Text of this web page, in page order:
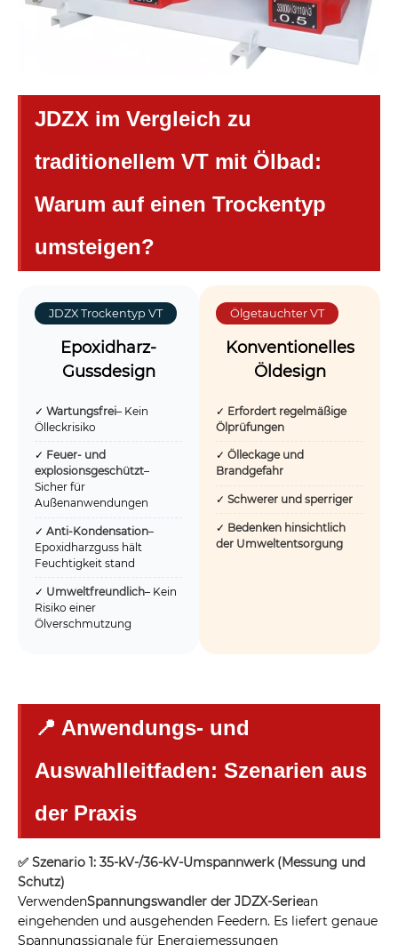
JDZX im Vergleich zu
traditionellem VT mit Ölbad:
Warum auf einen Trockentyp
umsteigen?
JDZX Trockentyp VT
Epoxidharz-
Gussdesign
✓Wartungsfrei– Kein
Ölleckrisiko
✓ Feuer- und
explosionsgeschützt–
Sicher für
Außenanwendungen
✓Anti-Kondensation–
Epoxidharzguss hält
Feuchtigkeit stand
✓ Umweltfreundlich– Kein
Risiko einer
Ölverschmutzung
Ölgetauchter VT
Konventionelles
Öldesign
✓ Erfordert regelmäßige
Ölprüfungen
✓Ölleckage und
Brandgefahr
✓Schwerer und sperriger
✓ Bedenken hinsichtlich
der Umweltentsorgung
📍 Anwendungs- und
Auswahlleitfaden: Szenarien aus
der Praxis
✅ Szenario 1: 35-kV-/36-kV-Umspannwerk (Messung und
Schutz)
VerwendenSpannungswandler der JDZX-Seriean
eingehenden und ausgehenden Feedern. Es liefert genaue
Spannungssignale für Energiemessungen